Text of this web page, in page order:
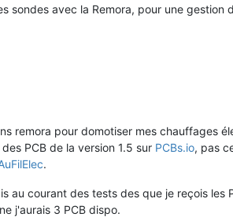
sondes avec la Remora, pour une
remora pour domotiser mes chauffages
PCB de la version 1.5 sur PCBs.io, pas
.
au courant des tests des que je reçois les
j'aurais 3 PCB dispo.